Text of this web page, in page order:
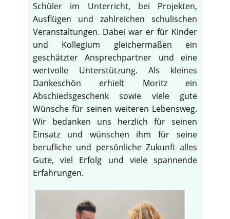
Schüler im Unterricht, bei Projekten,
Ausflügen und zahlreichen schulischen
Veranstaltungen. Dabei war er für Kinder
und Kollegium gleichermaßen ein
geschätzter Ansprechpartner und eine
wertvolle Unterstützung. Als kleines
Dankeschön erhielt Moritz ein
Abschiedsgeschenk sowie viele gute
Wünsche für seinen weiteren Lebensweg.
Wir bedanken uns herzlich für seinen
Einsatz und wünschen ihm für seine
berufliche und persönliche Zukunft alles
Gute, viel Erfolg und viele spannende
Erfahrungen.